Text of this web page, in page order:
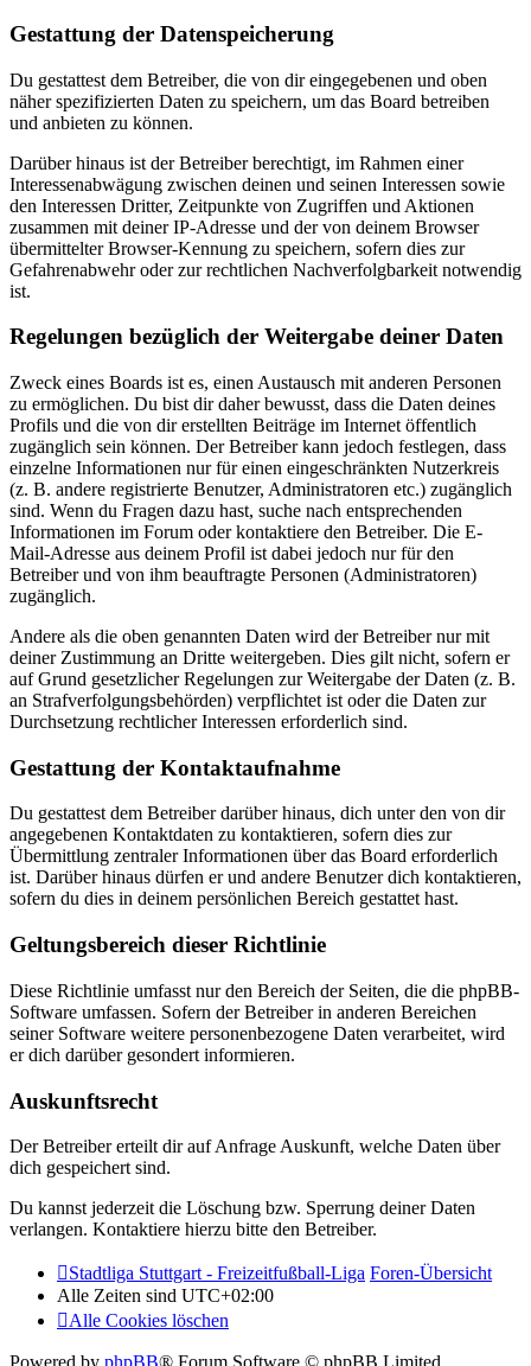
Gestattung der Datenspeicherung
Du gestattest dem Betreiber, die von dir eingegebenen und oben
näher spezifizierten Daten zu speichern, um das Board betreiben
und anbieten zu können.
Darüber hinaus ist der Betreiber berechtigt, im Rahmen einer
Interessenabwägung zwischen deinen und seinen Interessen sowie
den Interessen Dritter, Zeitpunkte von Zugriffen und Aktionen
zusammen mit deiner IP-Adresse und der von deinem Browser
übermittelter Browser-Kennung zu speichern, sofern dies zur
Gefahrenabwehr oder zur rechtlichen Nachverfolgbarkeit notwendig
ist.
Regelungen bezüglich der Weitergabe deiner Daten
Zweck eines Boards ist es, einen Austausch mit anderen Personen
zu ermöglichen. Du bist dir daher bewusst, dass die Daten deines
Profils und die von dir erstellten Beiträge im Internet öffentlich
zugänglich sein können. Der Betreiber kann jedoch festlegen, dass
einzelne Informationen nur für einen eingeschränkten Nutzerkreis
(z. B. andere registrierte Benutzer, Administratoren etc.) zugänglich
sind. Wenn du Fragen dazu hast, suche nach entsprechenden
Informationen im Forum oder kontaktiere den Betreiber. Die E-
Mail-Adresse aus deinem Profil ist dabei jedoch nur für den
Betreiber und von ihm beauftragte Personen (Administratoren)
zugänglich.
Andere als die oben genannten Daten wird der Betreiber nur mit
deiner Zustimmung an Dritte weitergeben. Dies gilt nicht, sofern er
auf Grund gesetzlicher Regelungen zur Weitergabe der Daten (z. B.
an Strafverfolgungsbehörden) verpflichtet ist oder die Daten zur
Durchsetzung rechtlicher Interessen erforderlich sind.
Gestattung der Kontaktaufnahme
Du gestattest dem Betreiber darüber hinaus, dich unter den von dir
angegebenen Kontaktdaten zu kontaktieren, sofern dies zur
Übermittlung zentraler Informationen über das Board erforderlich
ist. Darüber hinaus dürfen er und andere Benutzer dich kontaktieren,
sofern du dies in deinem persönlichen Bereich gestattet hast.
Geltungsbereich dieser Richtlinie
Diese Richtlinie umfasst nur den Bereich der Seiten, die die phpBB-
Software umfassen. Sofern der Betreiber in anderen Bereichen
seiner Software weitere personenbezogene Daten verarbeitet, wird
er dich darüber gesondert informieren.
Auskunftsrecht
Der Betreiber erteilt dir auf Anfrage Auskunft, welche Daten über
dich gespeichert sind.
Du kannst jederzeit die Löschung bzw. Sperrung deiner Daten
verlangen. Kontaktiere hierzu bitte den Betreiber.
Stadtliga Stuttgart - Freizeitfußball-Liga Foren-Übersicht
Alle Zeiten sind UTC+02:00
Alle Cookies löschen